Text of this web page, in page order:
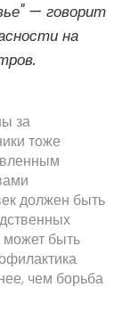
— говорит
на
за
тоже
должен быть
может быть
чем борьба